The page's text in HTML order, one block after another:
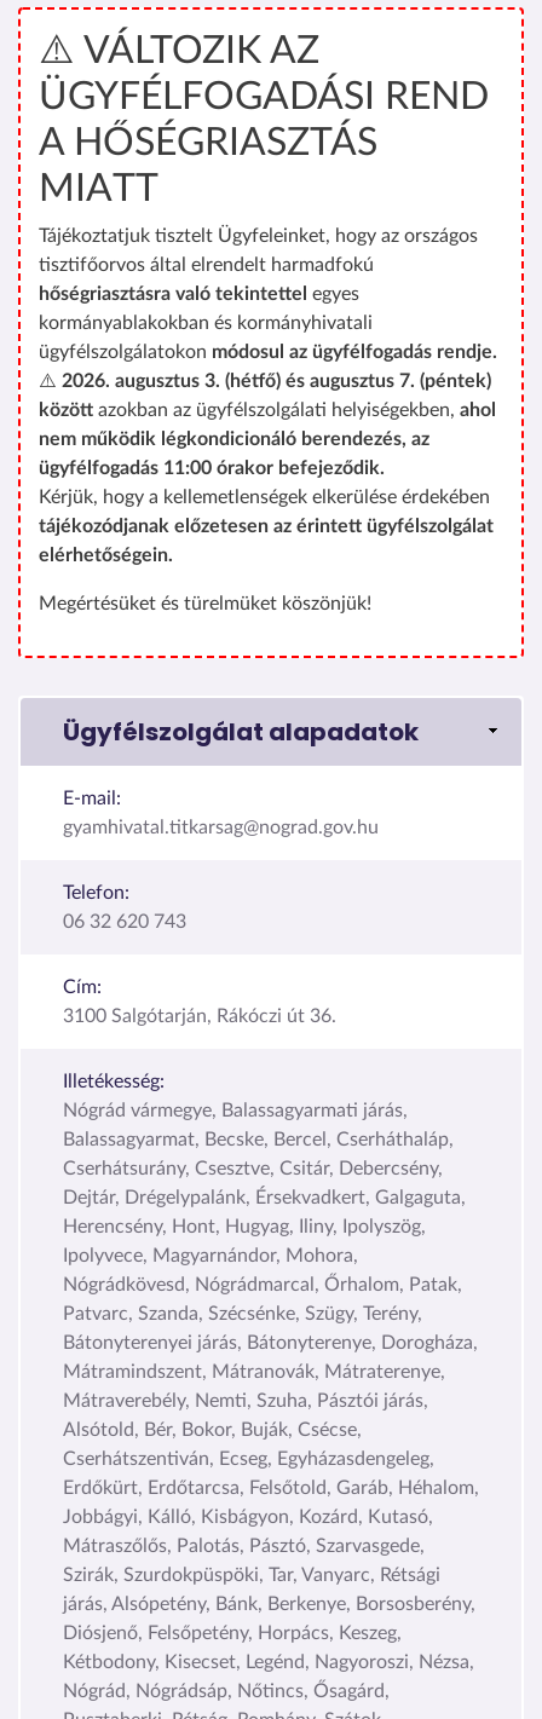
⚠️ VÁLTOZIK AZ
ÜGYFÉLFOGADÁSI REND
A HŐSÉGRIASZTÁS
MIATT
Tájékoztatjuk tisztelt Ügyfeleinket, hogy az országos
tisztifőorvos által elrendelt harmadfokú
hőségriasztásra való tekintettel egyes
kormányablakokban és kormányhivatali
ügyfélszolgálatokon módosul az ügyfélfogadás rendje.
⚠️ 2026. augusztus 3. (hétfő) és augusztus 7. (péntek)
között azokban az ügyfélszolgálati helyiségekben, ahol
nem működik légkondicionáló berendezés, az
ügyfélfogadás 11:00 órakor befejeződik.
Kérjük, hogy a kellemetlenségek elkerülése érdekében
tájékozódjanak előzetesen az érintett ügyfélszolgálat
elérhetőségein.
Megértésüket és türelmüket köszönjük!
Ügyfélszolgálat alapadatok
E-mail:
gyamhivatal.titkarsag@nograd.gov.hu
Telefon:
06 32 620 743
Cím:
3100 Salgótarján, Rákóczi út 36.
Illetékesség:
Nógrád vármegye, Balassagyarmati járás,
Balassagyarmat, Becske, Bercel, Cserháthaláp,
Cserhátsurány, Csesztve, Csitár, Debercsény,
Dejtár, Drégelypalánk, Érsekvadkert, Galgaguta,
Herencsény, Hont, Hugyag, Iliny, Ipolyszög,
Ipolyvece, Magyarnándor, Mohora,
Nógrádkövesd, Nógrádmarcal, Őrhalom, Patak,
Patvarc, Szanda, Szécsénke, Szügy, Terény,
Bátonyterenyei járás, Bátonyterenye, Dorogháza,
Mátramindszent, Mátranovák, Mátraterenye,
Mátraverebély, Nemti, Szuha, Pásztói járás,
Alsótold, Bér, Bokor, Buják, Csécse,
Cserhátszentiván, Ecseg, Egyházasdengeleg,
Erdőkürt, Erdőtarcsa, Felsőtold, Garáb, Héhalom,
Jobbágyi, Kálló, Kisbágyon, Kozárd, Kutasó,
Mátraszőlős, Palotás, Pásztó, Szarvasgede,
Szirák, Szurdokpüspöki, Tar, Vanyarc, Rétsági
járás, Alsópetény, Bánk, Berkenye, Borsosberény,
Diósjenő, Felsőpetény, Horpács, Keszeg,
Kétbodony, Kisecset, Legénd, Nagyoroszi, Nézsa,
Nógrád, Nógrádsáp, Nőtincs, Ősagárd,